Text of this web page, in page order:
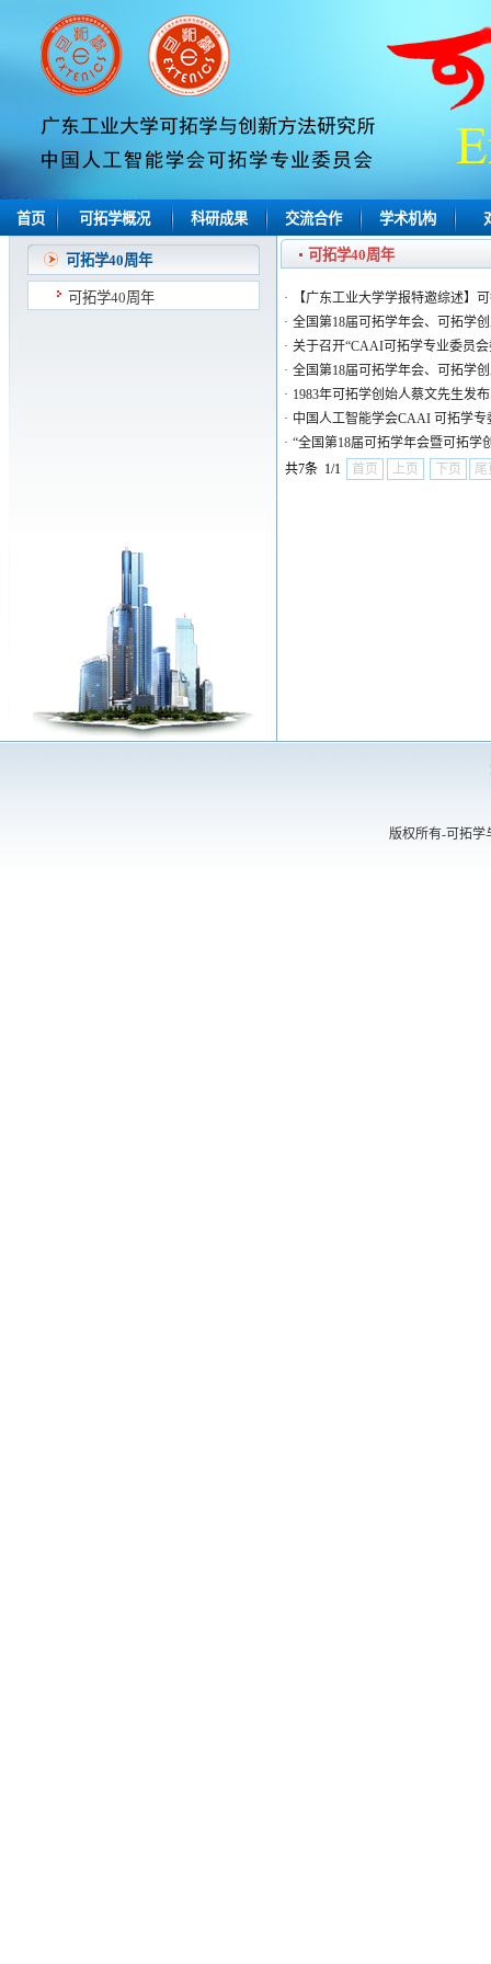
首页 可拓学概况 科研成果 交流合作 学术机构
可拓学40周年
可拓学40周年
可拓学40周年
·
【广东工业大学学报特邀综述】
· 全国第18届可拓学年会、可拓学
· 关于召开“CAAI可拓学专业委员
· 全国第18届可拓学年会、可拓学
· 1983年可拓学创始人蔡文先生
· 中国人工智能学会CAAI 可拓学
· “全国第18届可拓学年会暨可拓学
共7条 1/1
首页 上页 下页 尾
版权所有-可拓